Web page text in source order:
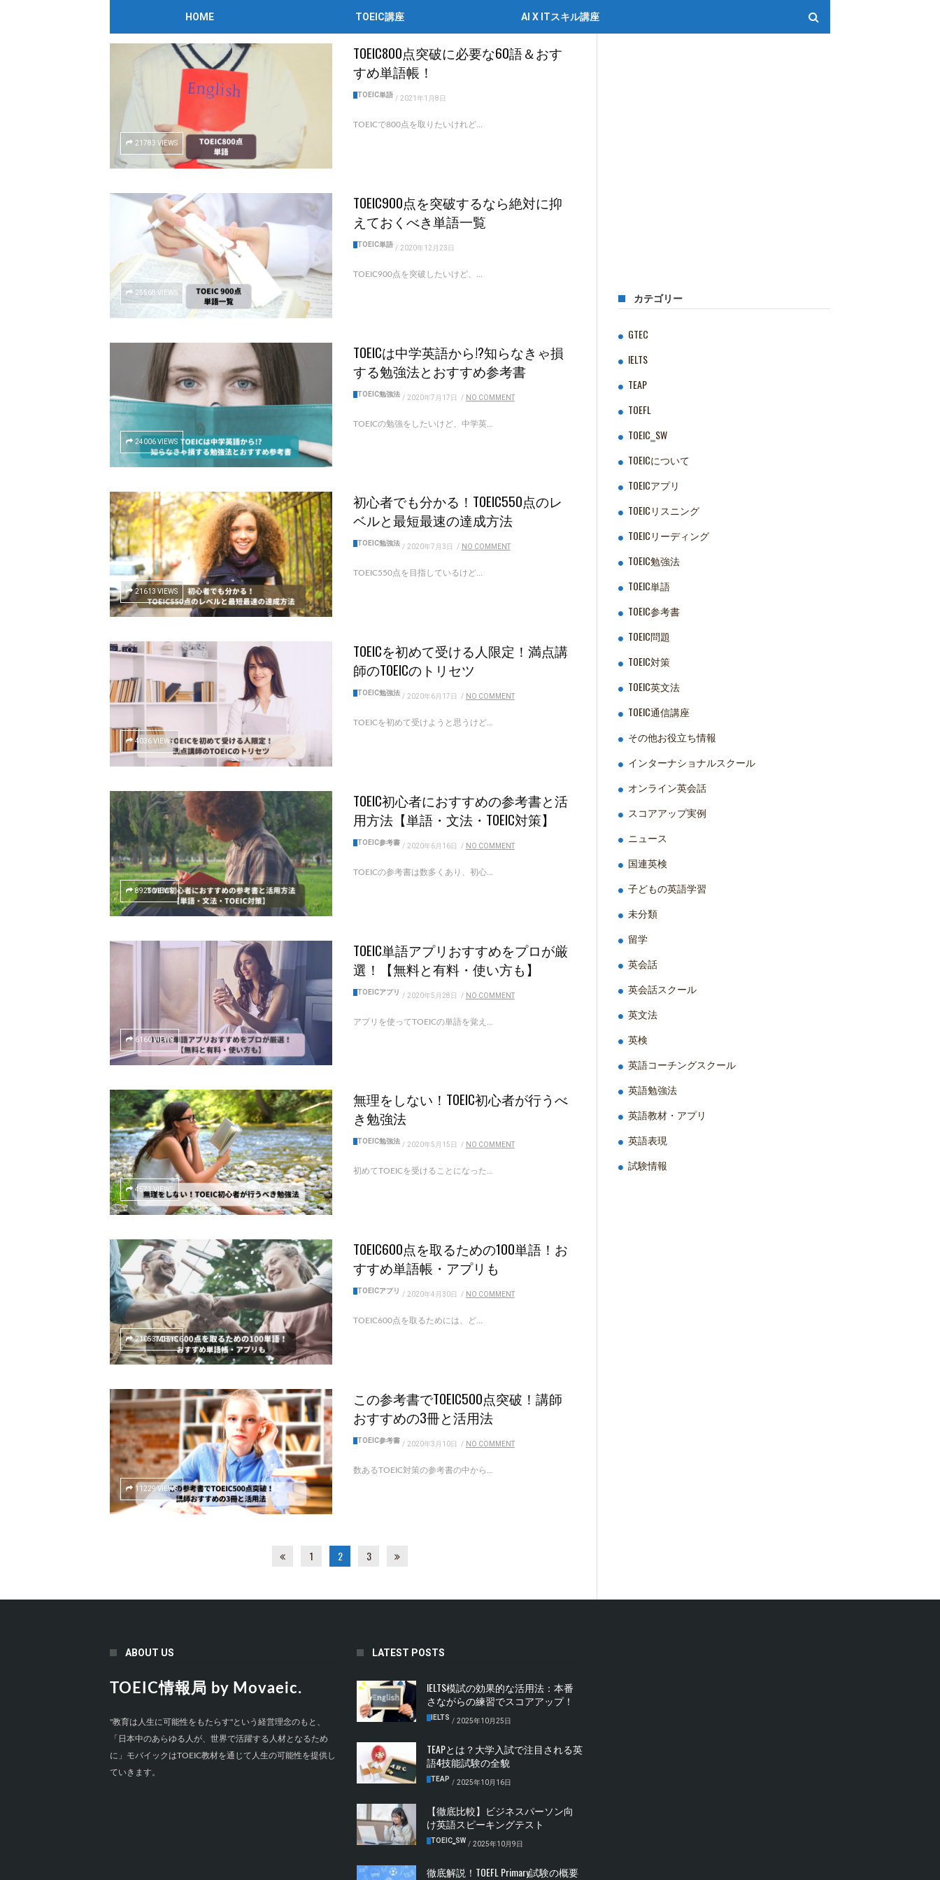
HOME TOEIC講座 AI X ITスキル講座
Posts Tagged "単語"(Page 2)
21783 VIEWS
TOEIC800点突破に必要な60語＆おす
すめ単語帳！
TOEIC単語 / 2021年1月8日
TOEICで800点を取りたいけれど...
25568 VIEWS
TOEIC900点を突破するなら絶対に抑
えておくべき単語一覧
TOEIC単語 / 2020年12月23日
TOEIC900点を突破したいけど、...
24006 VIEWS
TOEICは中学英語から!?知らなきゃ損
する勉強法とおすすめ参考書
TOEIC勉強法 / 2020年7月17日 / NO COMMENT
TOEICの勉強をしたいけど、中学英...
21613 VIEWS
初心者でも分かる！TOEIC550点のレ
ベルと最短最速の達成方法
TOEIC勉強法 / 2020年7月3日 / NO COMMENT
TOEIC550点を目指しているけど...
4036 VIEWS
TOEICを初めて受ける人限定！満点講
師のTOEICのトリセツ
TOEIC勉強法 / 2020年6月17日 / NO COMMENT
TOEICを初めて受けようと思うけど...
8925 VIEWS
TOEIC初心者におすすめの参考書と活
用方法【単語・文法・TOEIC対策】
TOEIC参考書 / 2020年6月16日 / NO COMMENT
TOEICの参考書は数多くあり、初心...
6160 VIEWS
TOEIC単語アプリおすすめをプロが厳
選！【無料と有料・使い方も】
TOEICアプリ / 2020年5月28日 / NO COMMENT
アプリを使ってTOEICの単語を覚え...
4571 VIEWS
無理をしない！TOEIC初心者が行うべ
き勉強法
TOEIC勉強法 / 2020年5月15日 / NO COMMENT
初めてTOEICを受けることになった...
21053 VIEWS
TOEIC600点を取るための100単語！お
すすめ単語帳・アプリも
TOEICアプリ / 2020年4月30日 / NO COMMENT
TOEIC600点を取るためには、ど...
11229 VIEWS
この参考書でTOEIC500点突破！講師
おすすめの3冊と活用法
TOEIC参考書 / 2020年3月10日 / NO COMMENT
数あるTOEIC対策の参考書の中から...
1 2 3
カテゴリー
GTEC
IELTS
TEAP
TOEFL
TOEIC‗SW
TOEICについて
TOEICアプリ
TOEICリスニング
TOEICリーディング
TOEIC勉強法
TOEIC単語
TOEIC参考書
TOEIC問題
TOEIC対策
TOEIC英文法
TOEIC通信講座
その他お役立ち情報
インターナショナルスクール
オンライン英会話
スコアアップ実例
ニュース
国連英検
子どもの英語学習
未分類
留学
英会話
英会話スクール
英文法
英検
英語コーチングスクール
英語勉強法
英語教材・アプリ
英語表現
試験情報
ABOUT US
TOEIC情報局 by Movaeic.
"教育は人生に可能性をもたらす"という経営理念のもと、
「日本中のあらゆる人が、世界で活躍する人材となるため
に」モバイックはTOEIC教材を通じて人生の可能性を提供し
ていきます。
LATEST POSTS
IELTS模試の効果的な活用法：本番
さながらの練習でスコアアップ！
IELTS / 2025年10月25日
TEAPとは？大学入試で注目される英
語4技能試験の全貌
TEAP / 2025年10月16日
【徹底比較】ビジネスパーソン向
け英語スピーキングテスト
TOEIC‗SW / 2025年10月9日
徹底解説！TOEFL Primary試験の概要